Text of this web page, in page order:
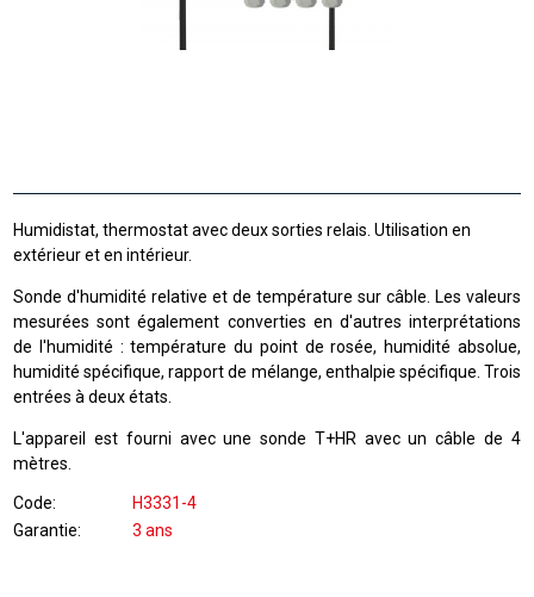
Humidistat, thermostat avec deux sorties relais. Utilisation en
extérieur et en intérieur.
Sonde d'humidité relative et de température sur câble. Les valeurs
mesurées sont également converties en d'autres interprétations
de l'humidité : température du point de rosée, humidité absolue,
humidité spécifique, rapport de mélange, enthalpie spécifique. Trois
entrées à deux états.
L'appareil est fourni avec une sonde T+HR avec un câble de 4
mètres.
Code
H3331-4
Garantie
3 ans